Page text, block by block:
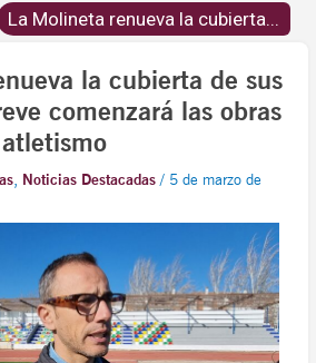
La Molineta renueva la cubierta...
la cubierta de sus
comenzará las obras
, Noticias Destacadas / 5 de marzo de